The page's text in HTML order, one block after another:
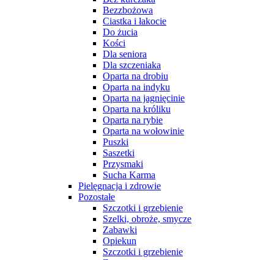
Bezzbożowa
Ciastka i łakocie
Do żucia
Kości
Dla seniora
Dla szczeniaka
Oparta na drobiu
Oparta na indyku
Oparta na jagnięcinie
Oparta na króliku
Oparta na rybie
Oparta na wołowinie
Puszki
Saszetki
Przysmaki
Sucha Karma
Pielęgnacja i zdrowie
Pozostałe
Szczotki i grzebienie
Szelki, obroże, smycze
Zabawki
Opiekun
Szczotki i grzebienie